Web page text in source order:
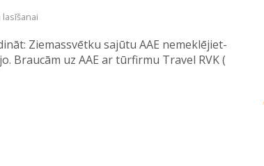
lasīšanai
Ziemassvētku sajūtu AAE nemeklējiet-
Braucām uz AAE ar tūrfirmu Travel RVK (